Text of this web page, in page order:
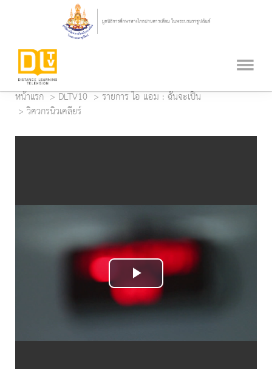
หน้าแรก DLTV10
รายการ ไอ แอม : ฉันจะเป็น
วิศวกรนิวเคลียร์
Play
Video